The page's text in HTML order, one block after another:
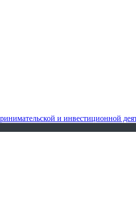
и инвестиционной